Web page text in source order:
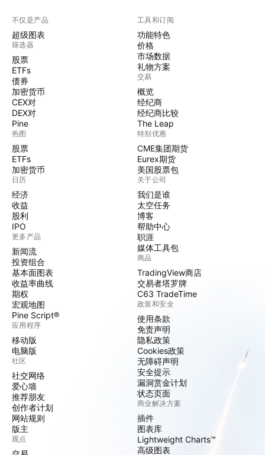
不仅是产品
超级图表
筛选器
股票
ETFs
债券
加密货币
CEX对
DEX对
Pine
热图
股票
ETFs
加密货币
日历
经济
收益
股利
IPO
更多产品
新闻流
投资组合
基本面图表
收益率曲线
期权
宏观地图
Pine Script®
应用程序
移动版
电脑版
社区
社交网络
爱心墙
推荐朋友
创作者计划
网站规则
版主
观点
工具和订阅
功能特色
价格
市场数据
礼物方案
交易
概览
经纪商
经纪商比较
The Leap
特别优惠
CME集团期货
Eurex期货
美国股票包
关于公司
我们是谁
太空任务
博客
帮助中心
职涯
媒体工具包
商品
TradingView商店
交易者塔罗牌
C63 TradeTime
政策和安全
使用条款
免责声明
隐私政策
Cookies政策
无障碍声明
安全提示
漏洞赏金计划
状态页面
商业解决方案
插件
图表库
Lightweight Charts™
高级图表